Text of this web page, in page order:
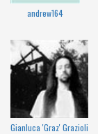
andrew164
Gianluca 'Graz' Grazioli